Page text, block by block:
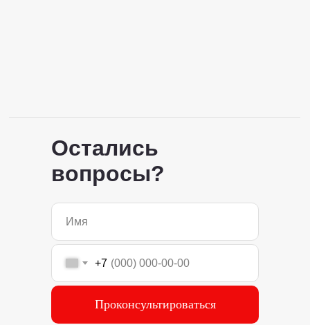
Остались
вопросы?
+7
Проконсультироваться